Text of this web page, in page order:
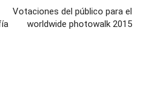
Votaciones del público para el
worldwide photowalk 2015